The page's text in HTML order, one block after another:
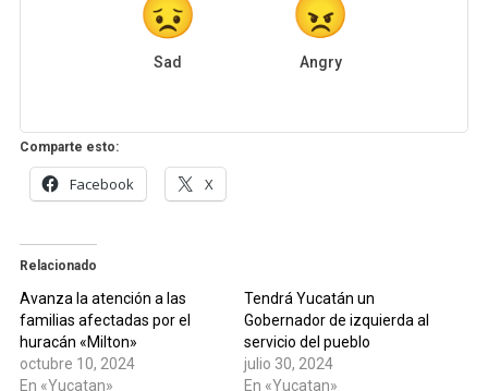
Sad Angry
Comparte esto:
Facebook X
Relacionado
Avanza la atención a las
familias afectadas por el
huracán «Milton»
octubre 10, 2024
En «Yucatan»
Tendrá Yucatán un
Gobernador de izquierda al
servicio del pueblo
julio 30, 2024
En «Yucatan»